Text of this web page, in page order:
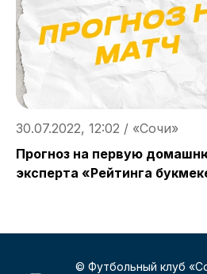
30.07.2022, 12:02 / «Сочи»
Прогноз на первую
эксперта «Рейтинга
© Футбольный клуб